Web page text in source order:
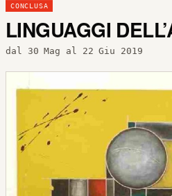
CONCLUSA
LINGUAGGI
dal 30 Mag al 22 Giu 2019